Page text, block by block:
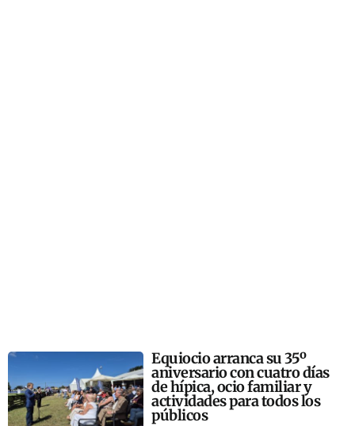
Equiocio arranca su 35º
aniversario con cuatro días
de hípica, ocio familiar y
actividades para todos los
públicos